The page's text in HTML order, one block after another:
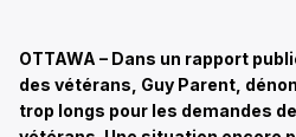
OTTAWA – Dans un rapport
des vétérans, Guy Parent,
trop longs pour les demandes